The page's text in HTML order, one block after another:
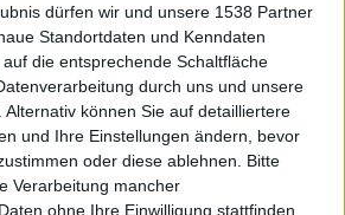
dürfen wir und unsere 1538 Partner
Standortdaten und Kenndaten
die entsprechende Schaltfläche
durch uns und unsere
Alternativ können Sie auf detailliertere
und Ihre Einstellungen ändern, bevor
oder diese ablehnen.
Bitte
Verarbeitung mancher
ohne Ihre Einwilligung stattfinden
Review